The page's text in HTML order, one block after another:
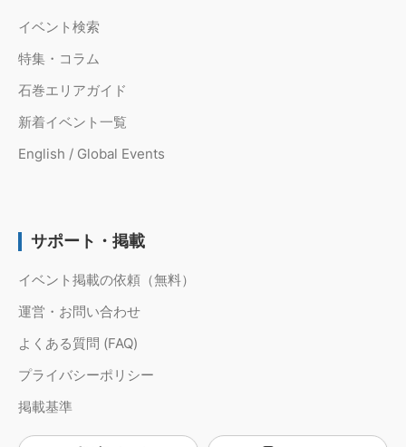
イベント検索
特集・コラム
石巻エリアガイド
新着イベント一覧
English / Global Events
サポート・掲載
イベント掲載の依頼（無料）
運営・お問い合わせ
よくある質問 (FAQ)
プライバシーポリシー
掲載基準